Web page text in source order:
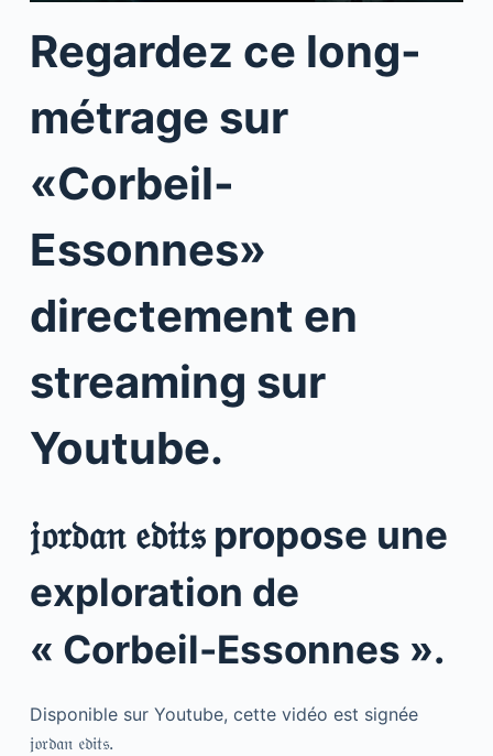
Regardez ce long-
métrage sur
«Corbeil-
Essonnes»
directement en
streaming sur
Youtube.
𝔧𝔬𝔯𝔡𝔞𝔫 𝔢𝔡𝔦𝔱𝔰 propose une
exploration de
« Corbeil-Essonnes ».
Disponible sur Youtube, cette vidéo est signée
𝔧𝔬𝔯𝔡𝔞𝔫 𝔢𝔡𝔦𝔱𝔰.